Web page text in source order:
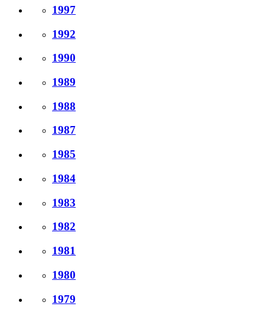
1997
1992
1990
1989
1988
1987
1985
1984
1983
1982
1981
1980
1979